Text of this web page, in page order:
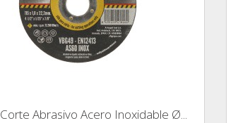
Abrasivo Acero Inoxidable Ø...